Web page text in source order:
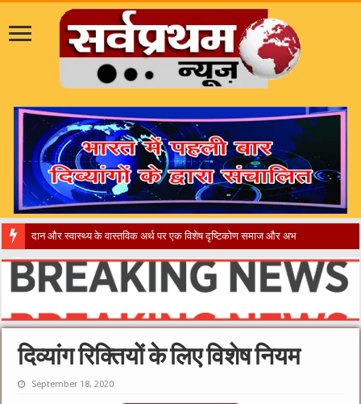
​”कानून त
दिव्यांग रिक्तियों के लिए विशेष नियम
September 18, 2020